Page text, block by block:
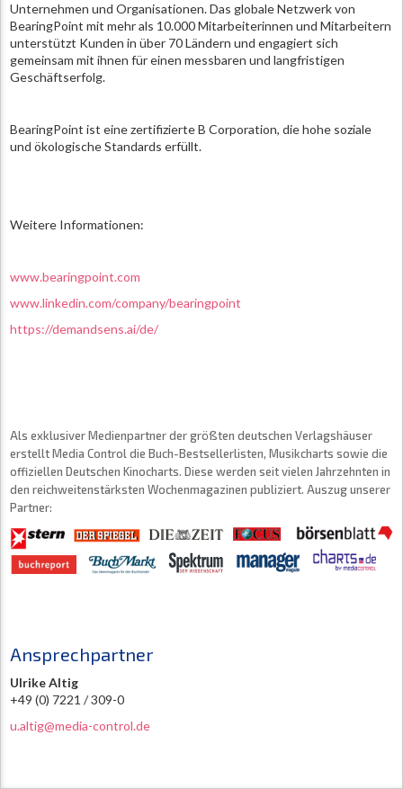
Unternehmen und Organisationen. Das globale Netzwerk von
BearingPoint mit mehr als 10.000 Mitarbeiterinnen und Mitarbeitern
unterstützt Kunden in über 70 Ländern und engagiert sich
gemeinsam mit ihnen für einen messbaren und langfristigen
Geschäftserfolg.
BearingPoint ist eine zertifizierte B Corporation, die hohe soziale
und ökologische Standards erfüllt.
Weitere Informationen:
www.bearingpoint.com
www.linkedin.com/company/bearingpoint
https://demandsens.ai/de/
Als exklusiver Medienpartner der größten deutschen Verlagshäuser
erstellt Media Control die Buch-Bestsellerlisten, Musikcharts sowie die
offiziellen Deutschen Kinocharts. Diese werden seit vielen Jahrzehnten in
den reichweitenstärksten Wochenmagazinen publiziert. Auszug unserer
Partner:
Ansprechpartner
Ulrike Altig
+49 (0) 7221 / 309-0
u.altig@media-control.de